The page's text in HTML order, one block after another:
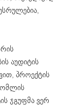
აუდიტის
პროექტის
ჯგუფმა ვერ